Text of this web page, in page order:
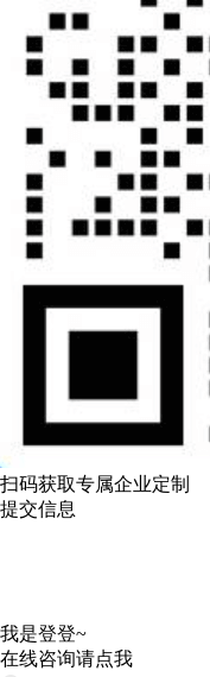
扫码获取专属企业定制
提交信息
我是登登~
在线咨询请点我